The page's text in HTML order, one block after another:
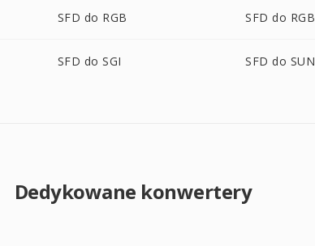
SFD do RGB SFD do
SFD do SGI SFD do SUN
Dedykowane konwertery